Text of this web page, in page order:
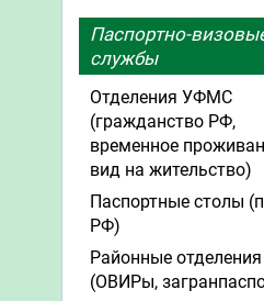
Паспортно-
службы
Отделения УФМС
(гражданство РФ,
временное
вид на жительство)
Паспортные столы
РФ)
Районные
(ОВИРы,